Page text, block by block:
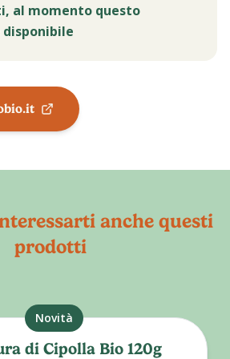
al momento questo
anche questi
prodotti
di Cipolla Bio 120g
Novità